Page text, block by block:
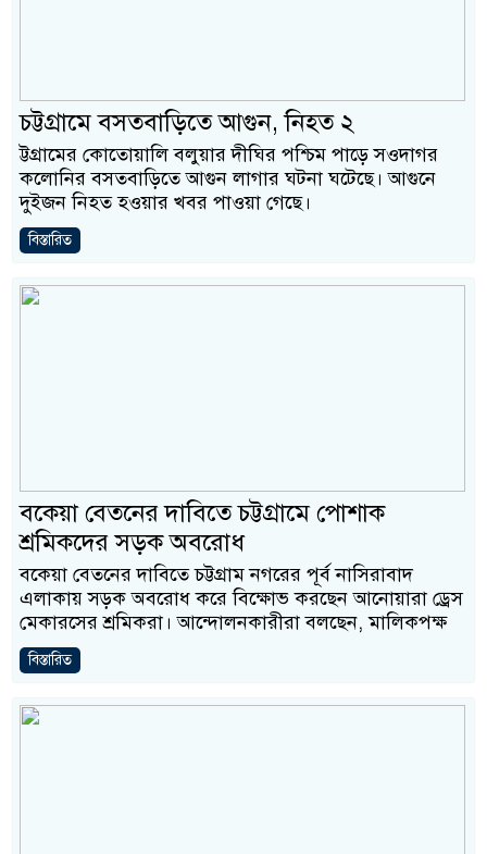
চট্টগ্রামে বসতবাড়িতে আগুন, নিহত ২
ট্টগ্রামের কোতোয়ালি বলুয়ার দীঘির পশ্চিম পাড়ে সওদাগর
কলোনির বসতবাড়িতে আগুন লাগার ঘটনা ঘটেছে। আগুনে
দুইজন নিহত হওয়ার খবর পাওয়া গেছে।
বিস্তারিত
বকেয়া বেতনের দাবিতে চট্টগ্রামে পোশাক
শ্রমিকদের সড়ক অবরোধ
বকেয়া বেতনের দাবিতে চট্টগ্রাম নগরের পূর্ব নাসিরাবাদ
এলাকায় সড়ক অবরোধ করে বিক্ষোভ করছেন আনোয়ারা ড্রেস
মেকারসের শ্রমিকরা। আন্দোলনকারীরা বলছেন, মালিকপক্ষ
বিস্তারিত